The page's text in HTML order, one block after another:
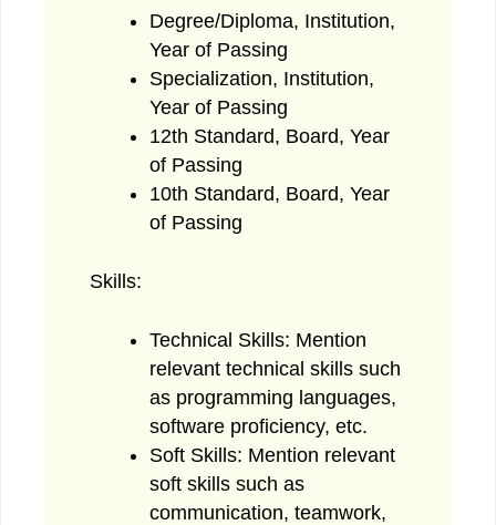
Degree/Diploma, Institution,
Year of Passing
Specialization, Institution,
Year of Passing
12th Standard, Board, Year
of Passing
10th Standard, Board, Year
of Passing
Skills:
Technical Skills: Mention
relevant technical skills such
as programming languages,
software proficiency, etc.
Soft Skills: Mention relevant
soft skills such as
communication, teamwork,